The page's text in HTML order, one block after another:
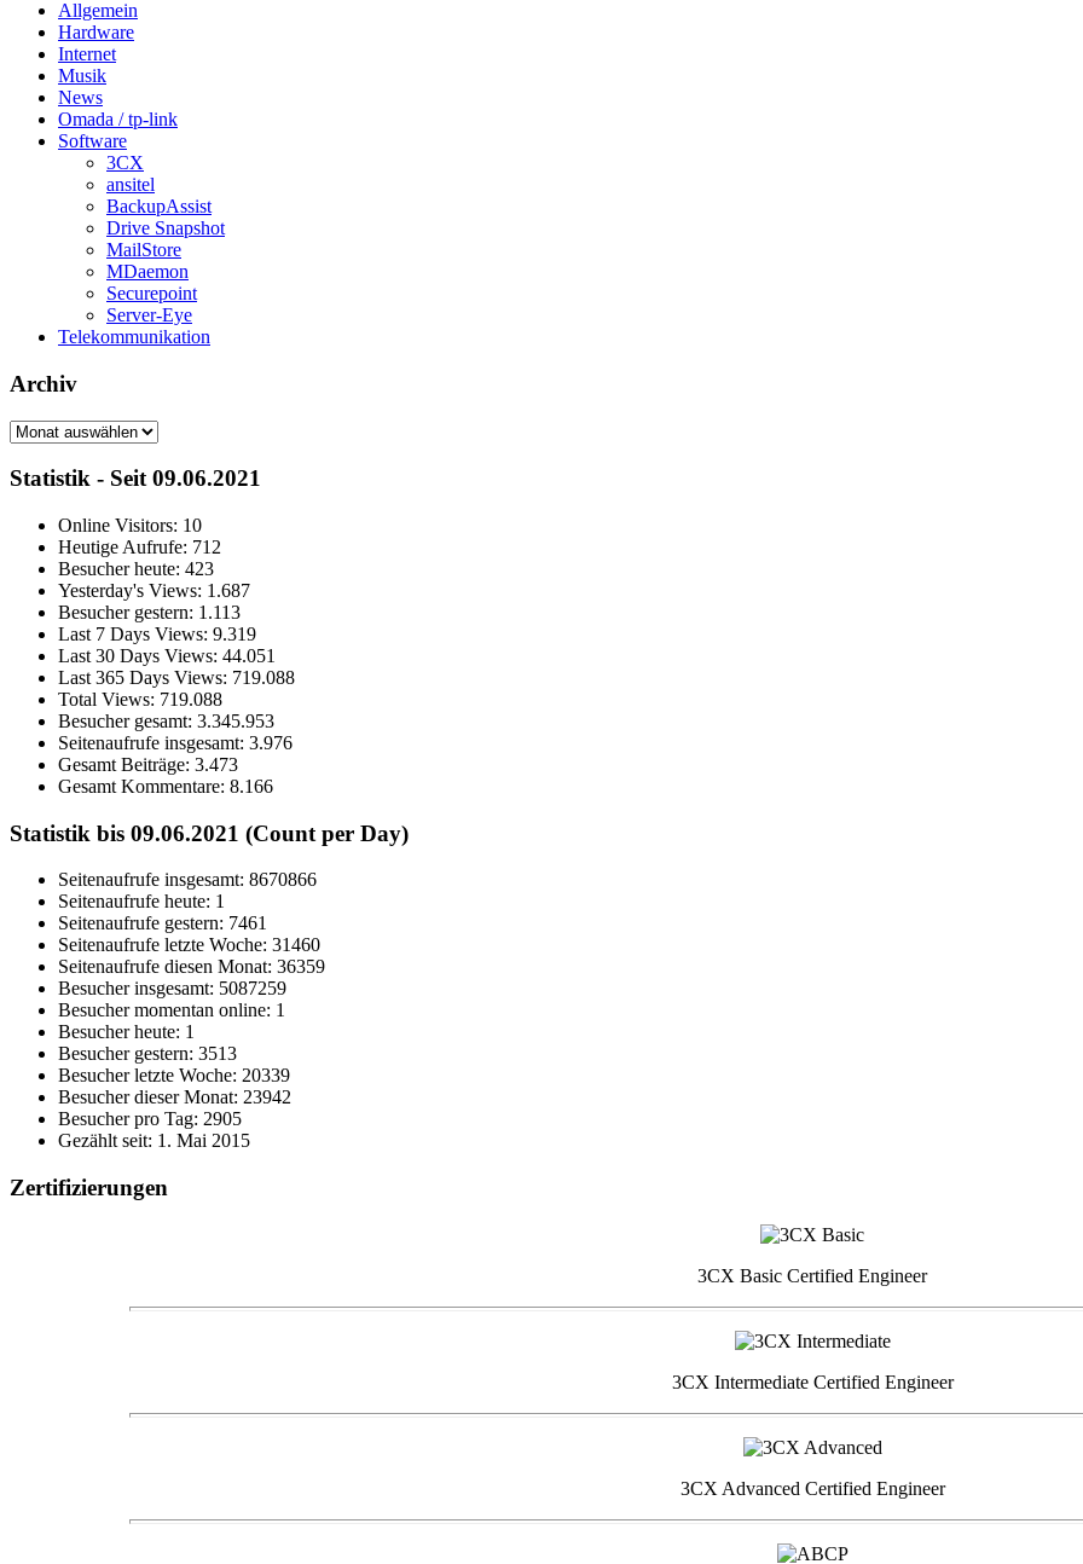
Allgemein
Hardware
Internet
Musik
News
Omada / tp-link
Software
3CX
ansitel
BackupAssist
Drive Snapshot
MailStore
MDaemon
Securepoint
Server-Eye
Telekommunikation
Archiv
Archiv
Statistik - Seit 09.06.2021
Online Visitors: 10
Heutige Aufrufe: 712
Besucher heute: 423
Yesterday's Views: 1.687
Besucher gestern: 1.113
Last 7 Days Views: 9.319
Last 30 Days Views: 44.051
Last 365 Days Views: 719.088
Total Views: 719.088
Besucher gesamt: 3.345.953
Seitenaufrufe insgesamt: 3.976
Gesamt Beiträge: 3.473
Gesamt Kommentare: 8.166
Statistik bis 09.06.2021 (Count per Day)
Seitenaufrufe insgesamt: 8670866
Seitenaufrufe heute: 1
Seitenaufrufe gestern: 7461
Seitenaufrufe letzte Woche: 31460
Seitenaufrufe diesen Monat: 36359
Besucher insgesamt: 5087259
Besucher momentan online: 1
Besucher heute: 1
Besucher gestern: 3513
Besucher letzte Woche: 20339
Besucher dieser Monat: 23942
Besucher pro Tag: 2905
Gezählt seit: 1. Mai 2015
Zertifizierungen
3CX Basic Certified Engineer
3CX Intermediate Certified Engineer
3CX Advanced Certified Engineer